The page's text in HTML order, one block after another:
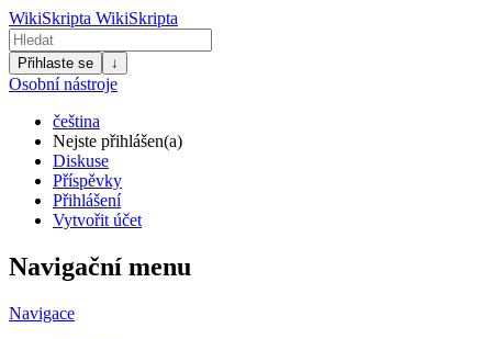
WikiSkripta WikiSkripta
Přihlaste se ↓
Osobní nástroje
čeština
Nejste přihlášen(a)
Diskuse
Příspěvky
Přihlášení
Vytvořit účet
Navigační menu
Navigace